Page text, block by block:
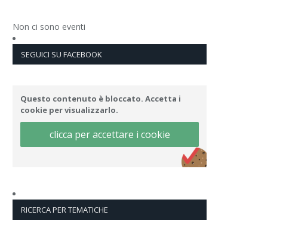
Non ci sono eventi
SEGUICI SU FACEBOOK
Questo contenuto è bloccato. Accetta i
cookie per visualizzarlo.
clicca per accettare i cookie
RICERCA PER TEMATICHE